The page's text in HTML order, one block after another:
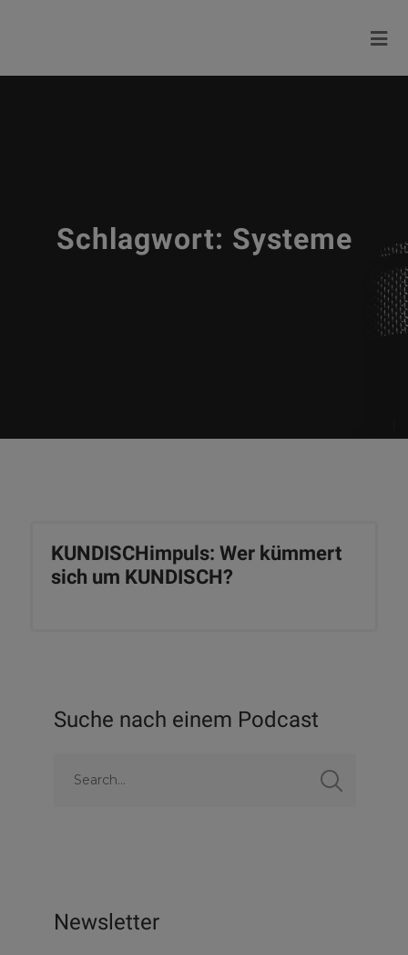
Schlagwort: Systeme
KUNDISCHimpuls: Wer kümmert
sich um KUNDISCH?
Suche nach einem Podcast
Newsletter